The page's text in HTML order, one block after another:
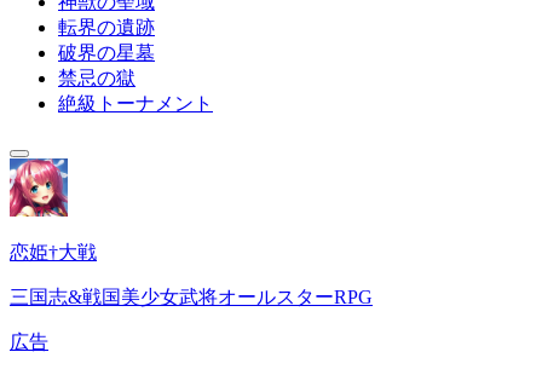
転界の遺跡
破界の星墓
禁忌の獄
絶級トーナメント
恋姫†大戦
三国志&戦国美少女武将オールスターRPG
広告